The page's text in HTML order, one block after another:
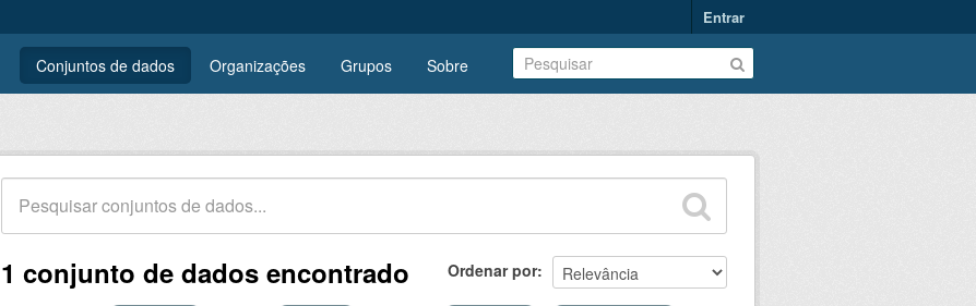
Entrar
Conjuntos de dados Organizações Grupos Sobre
Ordenar por
1 conjunto de dados encontrado